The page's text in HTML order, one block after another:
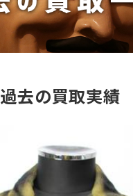
過去の買取実績